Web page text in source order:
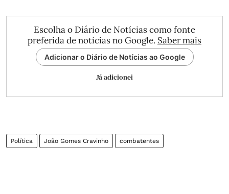
Escolha o Diário de Notícias como fonte
preferida de notícias no Google. Saber mais
Adicionar o Diário de Notícias ao Google
Já adicionei
Política João Gomes Cravinho combatentes